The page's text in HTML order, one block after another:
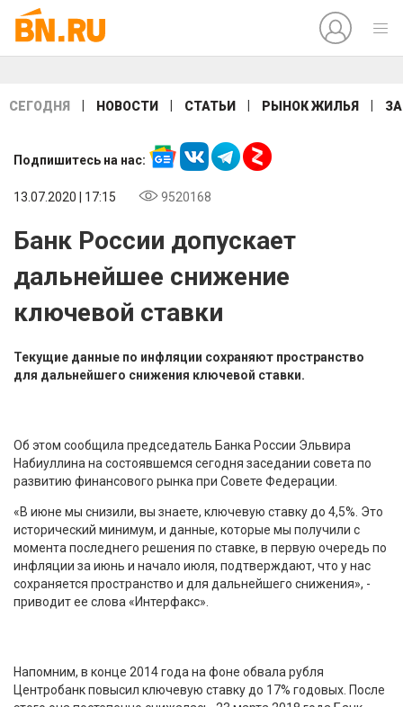
СЕГОДНЯ НОВОСТИ СТАТЬИ РЫНОК ЖИЛЬЯ
Подпишитесь на нас:
13.07.2020 | 17:15 9520168
Банк России допускает
дальнейшее снижение
ключевой ставки
Текущие данные по инфляции сохраняют пространство
для дальнейшего снижения ключевой ставки.
Об этом сообщила председатель Банка России Эльвира
Набиуллина на состоявшемся сегодня заседании совета по
развитию финансового рынка при Совете Федерации.
«В июне мы снизили, вы знаете, ключевую ставку до 4,5%. Это
исторический минимум, и данные, которые мы получили с
момента последнего решения по ставке, в первую очередь по
инфляции за июнь и начало июля, подтверждают, что у нас
сохраняется пространство и для дальнейшего снижения», -
приводит ее слова «Интерфакс».
Напомним, в конце 2014 года на фоне обвала рубля
Центробанк повысил ключевую ставку до 17% годовых. После